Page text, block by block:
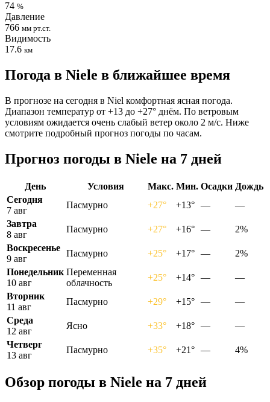
74 %
Давление
766 мм рт.ст.
Видимость
17.6 км
Погода в Nielе в ближайшее время
В прогнозе на сегодня в Niel комфортная ясная погода.
Диапазон температур от +13 до +27° днём. По ветровым
условиям ожидается очень слабый ветер около 2 м/с. Ниже
смотрите подробный прогноз погоды по часам.
Прогноз погоды в Nielе на 7 дней
День Условия Макс. Мин. Осадки Дождь
Сегодня
7 авг
Пасмурно +27° +13° —
—
Завтра
8 авг
Пасмурно +27° +16° —
2%
Воскресенье
9 авг
Пасмурно +25° +17° —
2%
Понедельник
10 авг
Переменная
облачность
+25° +14° —
—
Вторник
11 авг
Пасмурно +29° +15° —
—
Среда
12 авг
Ясно +33° +18° —
—
Четверг
13 авг
Пасмурно +35° +21° — 4%
Обзор погоды в Nielе на 7 дней